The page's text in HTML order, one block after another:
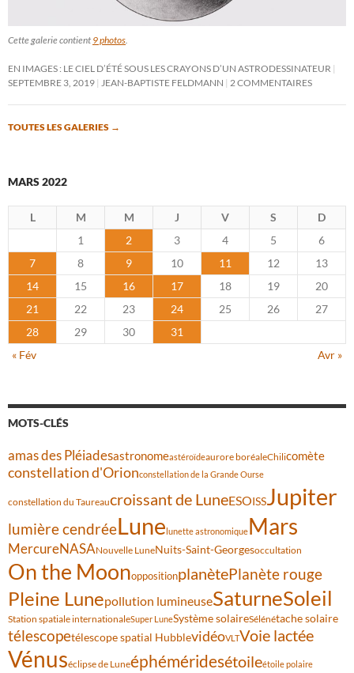
Cette galerie contient 9 photos
EN IMAGES : LE CIEL D’ÉTÉ SOUS LES CRAYONS D’UN ASTRODESSINATEUR
SEPTEMBRE 3, 2019
JEAN-BAPTISTE FELDMANN 2 COMMENTAIRES
TOUTES LES GALERIES →
MARS 2022
L M M J V S
D
1
2 3 4 5
6
7
8 9 10 11 12
13
14
15 16 17 18 19
20
21
22 23 24 25 26
27
28
29 30
31
« Fév
Avr »
MOTS-CLÉS
amas des Pléiadesastronomeastéroïdeaurore boréaleChilicomète
constellation d'Orionconstellation de la Grande Ourse
constellation du Taureaucroissant de LuneESOISSJupiter
lumière cendréeLunelunette astronomiqueMars
MercureNASANouvelle LuneNuits-Saint-Georgesoccultation
On the MoonoppositionplanètePlanète rouge
Pleine Lunepollution lumineuseSaturneSoleil
Station spatiale internationaleSuper LuneSystème solaireSélénétache solaire
télescopetélescope spatial HubblevidéoVLTVoie lactée
Vénuséclipse de Luneéphéméridesétoileétoile polaire